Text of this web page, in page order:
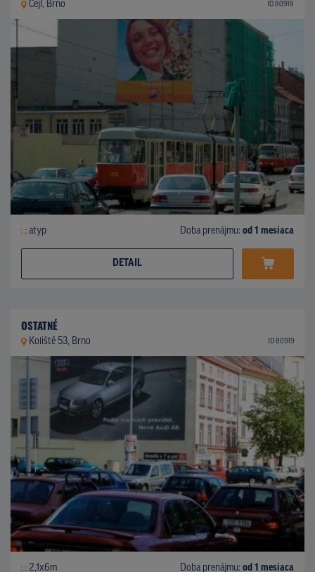
Cejl, Brno ID 80918
atyp Doba prenájmu: od 1 mesiaca
DETAIL
OSTATNÉ
Koliště 53, Brno ID 80919
2,1x6m Doba prenájmu: od 1 mesiaca